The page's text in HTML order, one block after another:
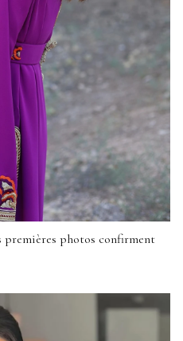
premières photos confirment